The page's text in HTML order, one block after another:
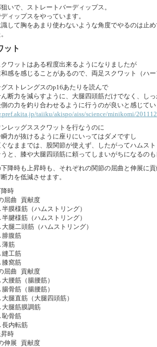
いで、ストレートバーディップス。
ィップスをやっています。
して胸をあまり使わないような角度でやるのは止
ット
ワットはある程度出来るようになりましたが
感を感じることがあるので、両足スクワット（ハー
ストレングスのp16あたりを読んで
断力を減らすように、大腿四頭筋だけでなく、し
の力を釣り合わせるように行うのが良いと感じてい
taiiku/akispo/aiss/science/minikomi/
レッグススクワットを行なうのに
力が抜けるように座りにいってはダメですし
なままでは、股関節が使えず、したがってハムスト
と、膝や大腿四頭筋に頼ってしまいがちになるのも
降時も上昇時も、それぞれの関節の屈曲と伸展に
力を低減させます。
時
屈曲 貢献度
膜様筋（ハムストリング）
腱様筋（ハムストリング）
腿二頭筋（ハムストリング）
腹筋
筋
工筋
窩筋
屈曲 貢献度
腰筋（腸腰筋）
骨筋（腸腰筋）
腿直筋（大腿四頭筋）
腿筋膜調筋
骨筋
内転筋
時
伸展 貢献度